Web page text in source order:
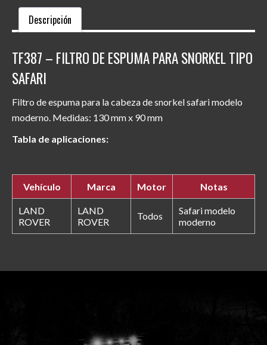
Descripción
TF387 – FILTRO DE ESPUMA PARA SNORKEL TIPO
SAFARI
Filtro de espuma para la cabeza de snorkel safari modelo
moderno. Medidas: 130 mm x 90 mm
Tabla de aplicaciones:
Vehículo Marca Motor Notas
LAND
ROVER
LAND
ROVER
Todos
Safari modelo
moderno